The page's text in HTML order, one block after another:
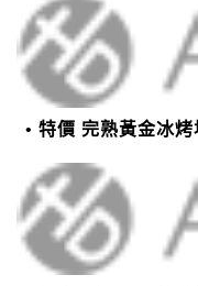
特價 完熟黃金冰